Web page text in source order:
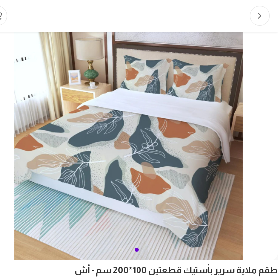
طقم ملاية سرير بأستيك قطعتين 100*200 سم - أش